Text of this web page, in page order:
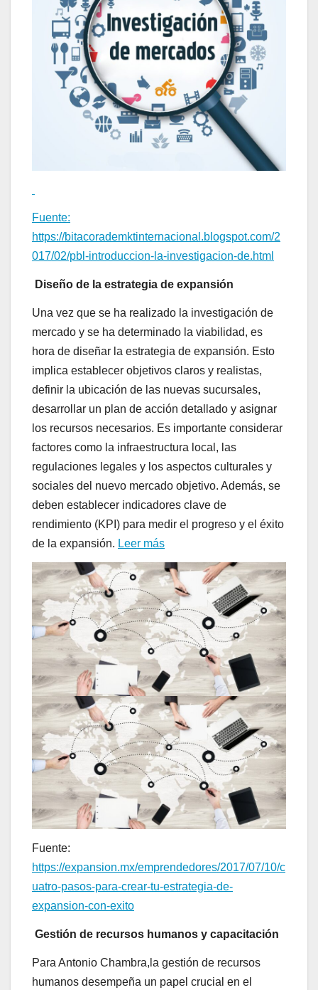
Fuente:
https://bitacorademktinternacional.blogspot.com/2
017/02/pbl-introduccion-la-investigacion-de.html
Diseño de la estrategia de expansión
Una vez que se ha realizado la investigación de
mercado y se ha determinado la viabilidad, es
hora de diseñar la estrategia de expansión. Esto
implica establecer objetivos claros y realistas,
definir la ubicación de las nuevas sucursales,
desarrollar un plan de acción detallado y asignar
los recursos necesarios. Es importante considerar
factores como la infraestructura local, las
regulaciones legales y los aspectos culturales y
sociales del nuevo mercado objetivo. Además, se
deben establecer indicadores clave de
rendimiento (KPI) para medir el progreso y el éxito
de la expansión. Leer más
Fuente:
https://expansion.mx/emprendedores/2017/07/10/c
uatro-pasos-para-crear-tu-estrategia-de-
expansion-con-exito
Gestión de recursos humanos y capacitación
Para Antonio Chambra,la gestión de recursos
humanos desempeña un papel crucial en el